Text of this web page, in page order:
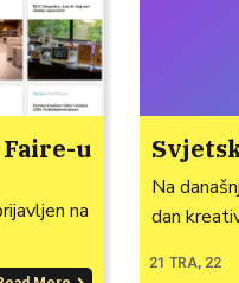
u
na
21 TRA, 22
Na
dan